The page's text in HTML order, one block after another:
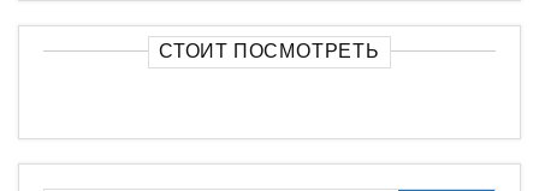
СТОИТ ПОСМОТРЕТЬ